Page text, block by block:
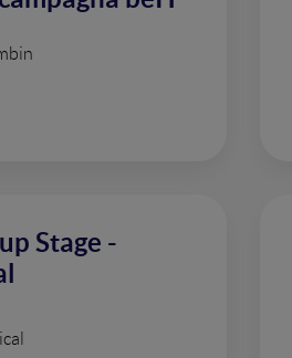
Stage -